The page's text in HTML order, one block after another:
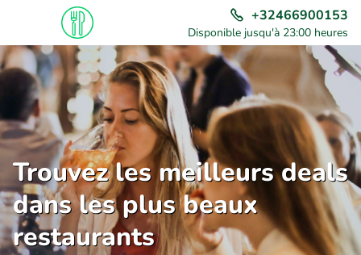
+32466900153
Disponible jusqu'à 23:00 heures
Trouvez les meilleurs deals
dans les plus beaux
restaurants